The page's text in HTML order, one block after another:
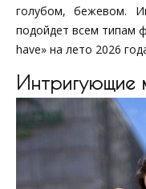
голубом, бежевом.
подойдет всем типам
have» на лето 2026
Интригующие